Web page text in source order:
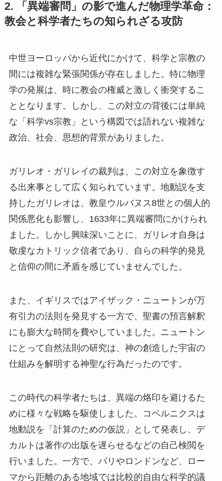
2. 「異端審問」の影で進んだ物理学革命：
教会と科学者たちの知られざる攻防
中世ヨーロッパから近代にかけて、科学と宗教の
間には複雑な緊張関係が存在しました。特に物理
学の発展は、時に教会の権威と激しく衝突するこ
ととなります。しかし、この対立の背後には単純
な「科学vs宗教」という構図では語れない複雑な
政治、社会、思想的背景がありました。
ガリレオ・ガリレイの裁判は、この対立を象徴す
る出来事として広く知られています。地動説を支
持したガリレオは、教皇ウルバヌス8世との個人的
関係悪化も影響し、1633年に異端審問にかけられ
ました。しかし興味深いことに、ガリレオ自身は
敬虔なカトリック信者であり、自らの科学的発見
と信仰の間に矛盾を感じていませんでした。
また、イギリスではアイザック・ニュートンが万
有引力の法則を発見する一方で、聖書の預言解釈
にも膨大な時間を費やしていました。ニュートン
にとって自然法則の研究は、神の創造した宇宙の
仕組みを解明する神聖な行為だったのです。
この時代の科学者たちは、異端の烙印を避けるた
めに様々な戦略を駆使しました。コペルニクスは
地動説を「計算のための仮説」として発表し、デ
カルトは著作の出版を遅らせるなどの自己検閲を
行いました。一方で、パリやロンドンなど、ロー
マから距離のある地域では比較的自由な科学的議